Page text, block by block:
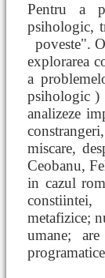
Pentru a
psihologic,
poveste".
explorarea
a
psihologic )
analizeze
miscare,
Ceobanu,
in cazul
metafizice;
umane;